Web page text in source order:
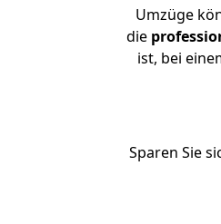
Umzüge
die
ist, bei
Sparen Sie